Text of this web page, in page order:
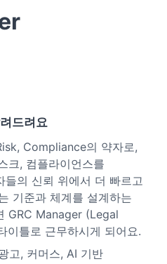
드려요
Compliance의 약자로,
크, 컴플라이언스를
들의 신뢰 위에서 더 빠르고
기준과 체계를 설계하는
GRC Manager (Legal
이틀로 근무하시게 되어요.
고, 커머스, AI 기반